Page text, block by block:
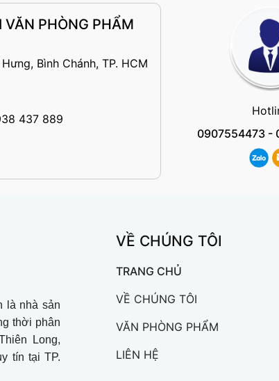
PHÒNG PHẨM
Bình Chánh, TP. HCM
437 889
0907554473 -
là nhà sản
thời phân
Long,
tín tại TP.
VỀ CHÚNG TÔI
TRANG CHỦ
VỀ CHÚNG TÔI
VĂN PHÒNG PHẨM
LIÊN HỆ